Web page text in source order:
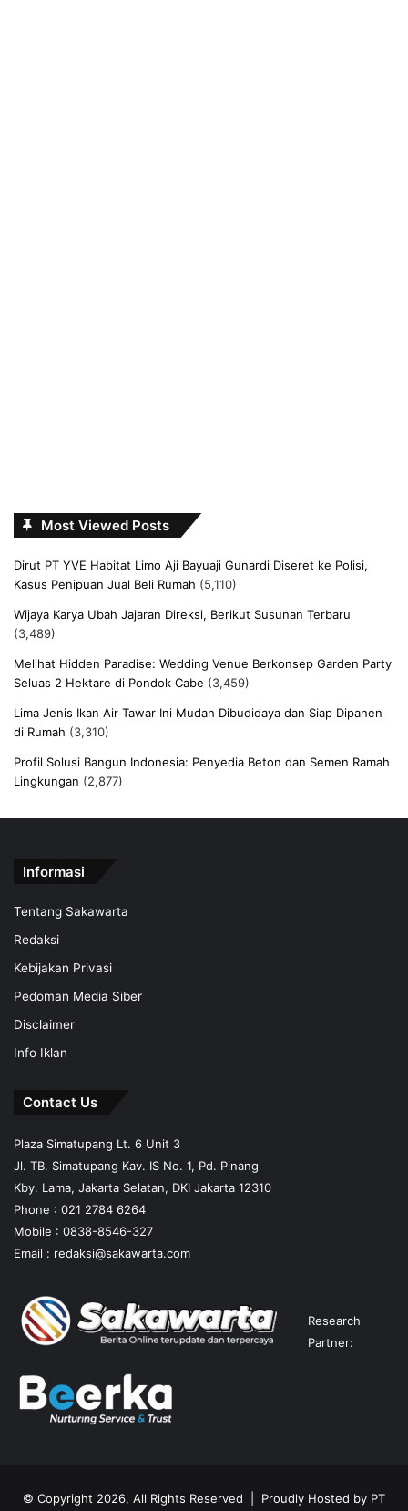
Most Viewed Posts
Dirut PT YVE Habitat Limo Aji Bayuaji Gunardi Diseret ke Polisi,
Kasus Penipuan Jual Beli Rumah (5,110)
Wijaya Karya Ubah Jajaran Direksi, Berikut Susunan Terbaru
(3,489)
Melihat Hidden Paradise: Wedding Venue Berkonsep Garden Party
Seluas 2 Hektare di Pondok Cabe (3,459)
Lima Jenis Ikan Air Tawar Ini Mudah Dibudidaya dan Siap Dipanen
di Rumah (3,310)
Profil Solusi Bangun Indonesia: Penyedia Beton dan Semen Ramah
Lingkungan (2,877)
Informasi
Tentang Sakawarta
Redaksi
Kebijakan Privasi
Pedoman Media Siber
Disclaimer
Info Iklan
Contact Us
Plaza Simatupang Lt. 6 Unit 3
Jl. TB. Simatupang Kav. IS No. 1, Pd. Pinang
Kby. Lama, Jakarta Selatan, DKI Jakarta 12310
Phone : 021 2784 6264
Mobile : 0838-8546-327
Email : redaksi@sakawarta.com
Research
Partner:
© Copyright 2026, All Rights Reserved | Proudly Hosted by PT